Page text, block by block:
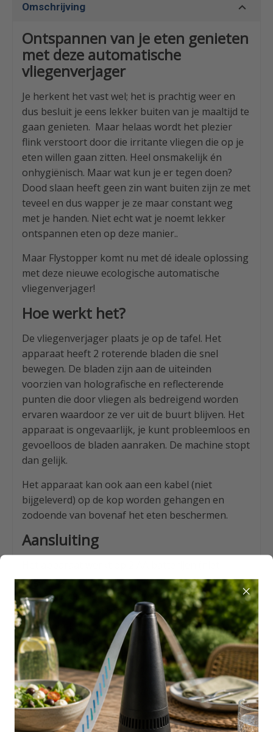
Omschrijving
Ontspannen van je eten genieten
met deze automatische
vliegenverjager
Je herkent het vast wel; het is prachtig weer en
dus besluit je eens lekker buiten van je maaltijd te
gaan genieten. Maar helaas wordt het plezier
flink verstoort door die irritante vliegen die op je
eten willen gaan zitten. Heel onsmakelijk én
onhygiënisch. Maar wat kun je er tegen doen?
Dood slaan heeft geen zin want buiten zijn ze met
teveel en dus wapper je ze maar constant weg
met je handen. Niet echt wat je noemt lekker
ontspannen eten op deze manier..
Maar Flystopper komt nu met dé ideale oplossing
met deze nieuwe ecologische automatische
vliegenverjager!
Hoe werkt het?
De vliegenverjager plaats je op de tafel. Het
apparaat heeft 2 roterende bladen die snel
bewegen. De bladen zijn aan de uiteinden
voorzien van holografische en reflecterende
punten die door vliegen als bedreigend worden
ervaren waardoor ze ver uit de buurt blijven. Het
apparaat is ongevaarlijk, je kunt probleemloos en
gevoelloos de bladen aanraken. De machine stopt
dan gelijk.
Het apparaat kan ook aan een kabel (niet
bijgeleverd) op de kop worden gehangen en
zodoende van bovenaf het eten beschermen.
Aansluiting
bijgesloten) of op stroom via de bijgeleverde USB
kabel. De kabel plug je simpel in een andere
apparaat met een USB aansluiting of in een
Powerbank. Of op het lichtnet met een USB
stekker (Stekker niet bijgeleverd)
Kernpunten
Gemaakt van hoge kwaliteit ABS kunststof
Met 2 roterende bladen van elk 20 cm
Reflecterende holografische punten op de